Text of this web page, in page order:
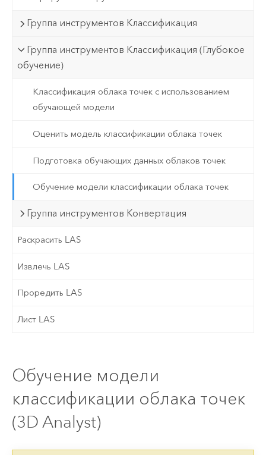
Группа инструментов Классификация
Группа инструментов Классификация (Глубокое
обучение)
Классификация облака точек с использованием
обучающей модели
Оценить модель классификации облака точек
Подготовка обучающих данных облаков точек
Обучение модели классификации облака точек
Группа инструментов Конвертация
Раскрасить LAS
Извлечь LAS
Проредить LAS
Лист LAS
Обучение модели
классификации облака точек
(3D Analyst)